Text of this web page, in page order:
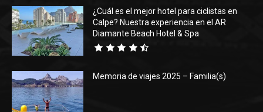
¿Cuál es el mejor hotel para ciclistas en
Calpe? Nuestra experiencia en el AR
Diamante Beach Hotel & Spa
Memoria de viajes 2025 – Familia(s)